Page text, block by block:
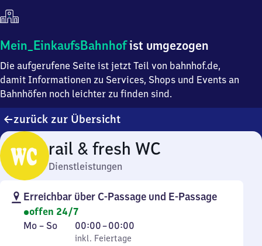
Mein
Einkaufsbahnhof
ist
umgezogen
Mein_EinkaufsBahnhofist umgezogen
Die aufgerufene Seite ist jetzt Teil von bahnhof.de,
damit Informationen zu Services, Shops und Events an
Bahnhöfen noch leichter zu finden sind.
zurück zur Übersicht
rail & fresh WC
Dienstleistungen
Erreichbar über C-Passage und E-Passage
offen 24/7
Montag
Mo – So,
inkl. Feiertage
00:00–00:00
Von
0
inkl. Feiertage